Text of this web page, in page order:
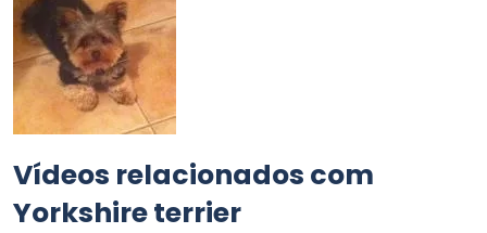
Vídeos relacionados com
Yorkshire terrier